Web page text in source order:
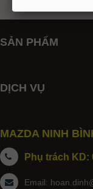
SẢN PHẨM
DỊCH VỤ
MAZDA NINH
Phụ trách KD:
Email: